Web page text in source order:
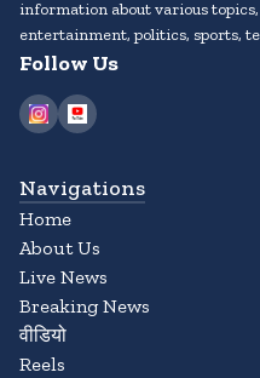
information about various
entertainment, politics, sports,
Follow Us
Navigations
Home
About Us
Live News
Breaking News
वीडियो
Reels